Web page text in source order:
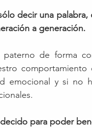
decir una palabra,
a generación.
paterno de forma
emocional y si no
para poder